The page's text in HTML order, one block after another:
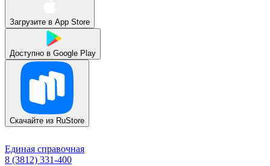
Загрузите в App Store
Доступно в Google Play
Скачайте из RuStore
Единая справочная
8 (3812) 331-400